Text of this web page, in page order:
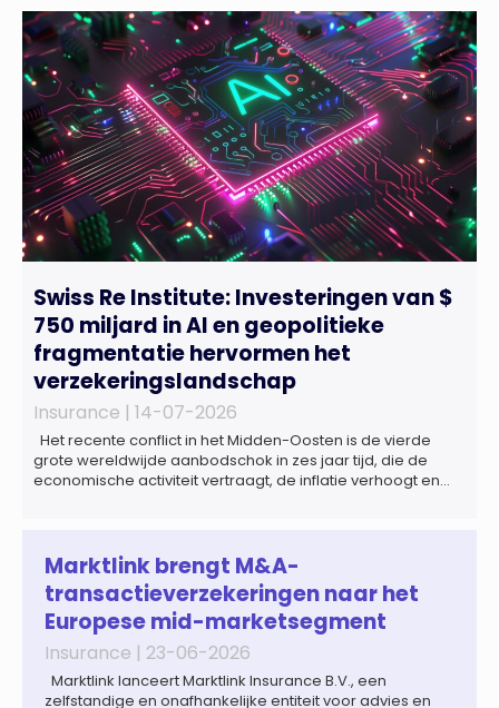
Swiss Re Institute: Investeringen van $
750 miljard in AI en geopolitieke
fragmentatie hervormen het
verzekeringslandschap
Insurance | 14-07-2026
Het recente conflict in het Midden-Oosten is de vierde
grote wereldwijde aanbodschok in zes jaar tijd, die de
economische activiteit vertraagt, de inflatie verhoogt en
wereldwijd naar verwachting afnemen tot 1,3% in reële
termen in […]
Marktlink brengt M&A-
transactieverzekeringen naar het
Europese mid-marketsegment
Insurance | 23-06-2026
Marktlink lanceert Marktlink Insurance B.V., een
zelfstandige en onafhankelijke entiteit voor advies en